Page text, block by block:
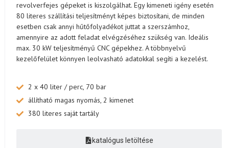
revolverfejes gépeket is kiszolgálhat. Egy kimeneti igény esetén
80 literes szállítási teljesítményt képes biztosítani, de minden
esetben csak annyi hűtőfolyadékot juttat a szerszámhoz,
amennyire az adott feladat elvégzéséhez szükség van. Ideális
max. 30 kW teljesítményű CNC gépekhez. A többnyelvű
kezelőfelület könnyen leolvasható adatokkal segíti a kezelést.
2 x 40 liter / perc, 70 bar
állítható magas nyomás, 2 kimenet
380 literes saját tartály
katalógus letöltése